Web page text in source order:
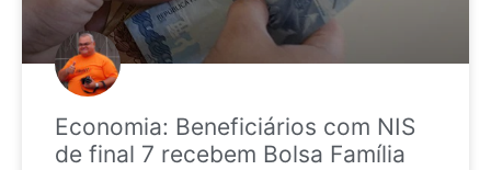
Economia: Beneficiários com NIS
de final 7 recebem Bolsa Família